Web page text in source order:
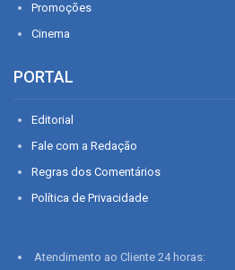
Promoções
Cinema
PORTAL
Editorial
Fale com a Redação
Regras dos Comentários
Política de Privacidade
Atendimento ao Cliente 24 horas: